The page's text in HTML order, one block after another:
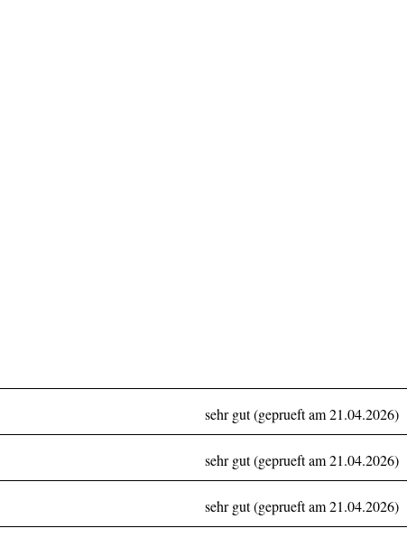
sehr gut (geprueft am 21.04.2026)
sehr gut (geprueft am 21.04.2026)
sehr gut (geprueft am 21.04.2026)